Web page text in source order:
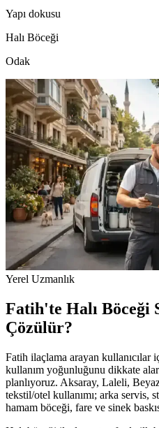
Yapı dokusu
Halı Böceği
Odak
Yerel Uzmanlık
Fatih'te Halı Böceği
Çözülür?
Fatih ilaçlama arayan kullanıcılar
kullanım yoğunluğunu dikkate
planlıyoruz. Aksaray, Laleli,
tekstil/otel kullanımı; arka servis,
hamam böceği, fare ve sinek